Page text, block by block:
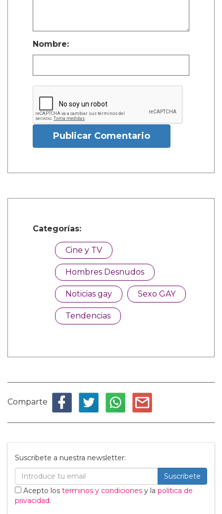
Nombre:
Publicar Comentario
Categorías:
Cine y TV
Hombres Desnudos
Noticias gay Sexo GAY
Tendencias
Comparte
Suscribete a nuestra newsletter:
Suscribete
Acepto los terminos y condiciones y la política de
privacidad.